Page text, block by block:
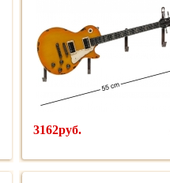
3162руб.